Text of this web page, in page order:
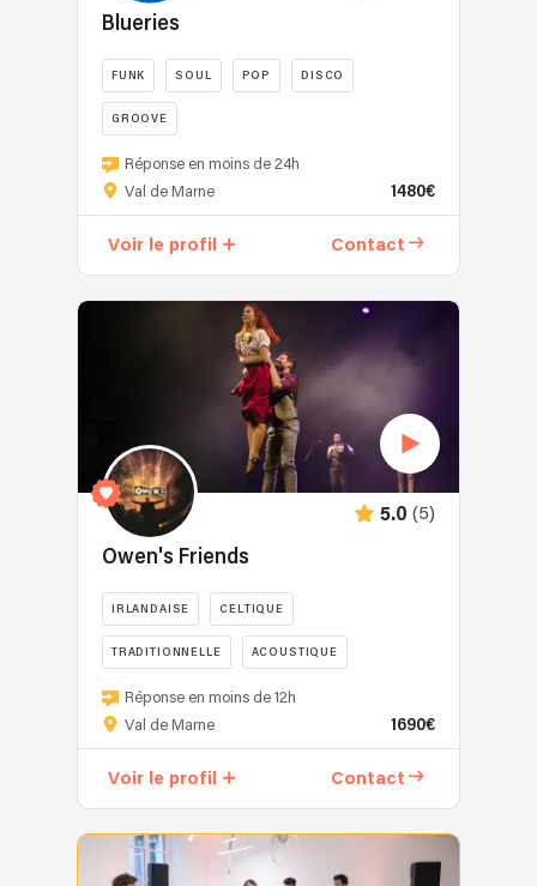
Blueries
FUNK SOUL POP DISCO
GROOVE
Nous
sommes
groupe
Disco,
Pop
et
Groove.
Nous
plusieurs
configurations
(de
à
5
guitare,
synthé,
Réponse en moins de 24h
Val de Marne
1480€
Voir le profil Contact
5.0 (5)
Owen's Friends
IRLANDAISE CELTIQUE
TRADITIONNELLE ACOUSTIQUE
MUSIQUES DU MONDE
Le
groupe
Friends
dans
un
Réponse en moins de 12h
Val de Marne
1690€
Voir le profil Contact